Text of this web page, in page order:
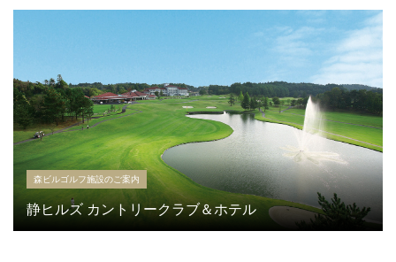
森ビルゴルフ施設のご案内
静ヒルズ カントリークラブ＆ホテル